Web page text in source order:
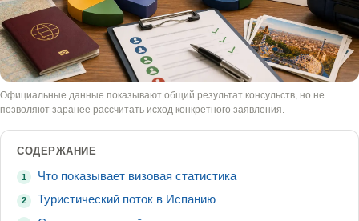
Официальные данные показывают общий результат консульств, но не
позволяют заранее рассчитать исход конкретного заявления.
СОДЕРЖАНИЕ
1 Что показывает визовая статистика
2 Туристический поток в Испанию